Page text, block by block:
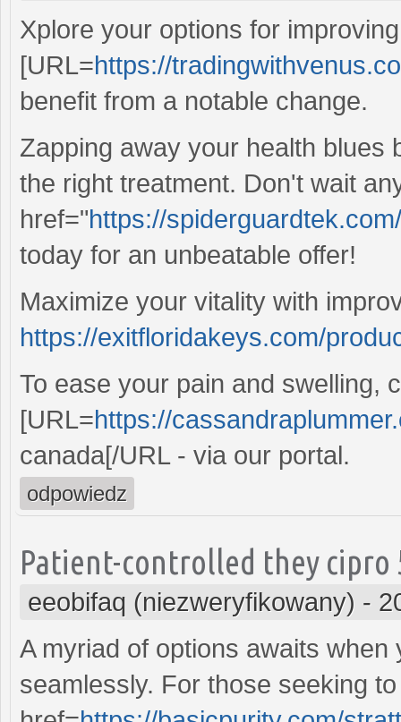
Xplore your options for
[URL=https://
benefit from a notable change.
Zapping away your health blues
the right treatment. Don't wait
href="https://
today for an unbeatable offer!
Maximize your vitality with
https://exitfloridakeys.com/
To ease your pain and swelling,
[URL=https://
canada[/URL - via our portal.
odpowiedz
Patient-controlled they cipro
eeobifaq (niezweryfikowany) -
A myriad of options awaits
seamlessly. For those seeking